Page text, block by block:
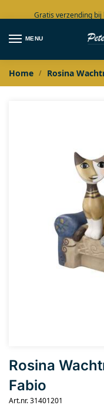
Gratis verzending bij
MENU
Home / Rosina
Rosina
Fabio
Art.nr. 31401201